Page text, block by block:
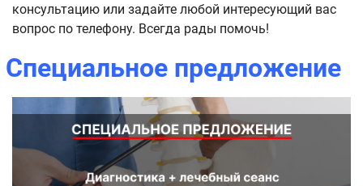
консультацию или задайте любой интересующий вас
вопрос по телефону. Всегда рады помочь!
Специальное предложение